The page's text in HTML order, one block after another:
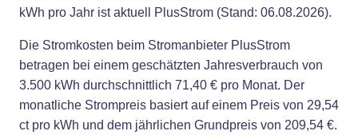
kWh pro Jahr ist aktuell PlusStrom (Stand: 06.08.2026).
Die Stromkosten beim Stromanbieter PlusStrom
betragen bei einem geschätzten Jahresverbrauch von
3.500 kWh durchschnittlich 71,40 € pro Monat. Der
monatliche Strompreis basiert auf einem Preis von 29,54
ct pro kWh und dem jährlichen Grundpreis von 209,54 €.